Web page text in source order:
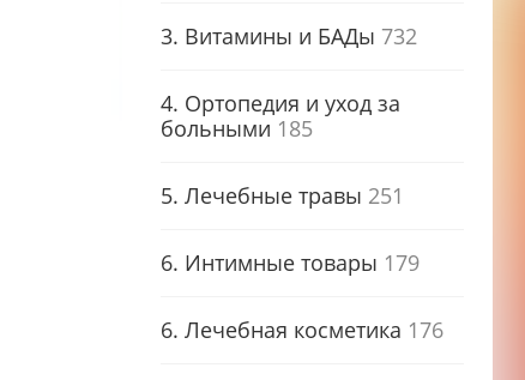
3. Витамины и БАДы 732
4. Ортопедия и уход за
больными 185
5. Лечебные травы 251
6. Интимные товары 179
6. Лечебная косметика 176